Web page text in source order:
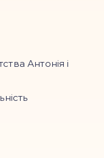
Антонія і